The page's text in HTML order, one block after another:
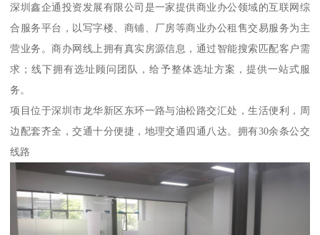
深圳鑫企通投资发展有限公司是一家提供商业办公领域的互联网综
合服务平台，以写字楼、商铺、厂房等商业办公租售交易服务为主
营业务。商办网线上拥有真实房源信息，通过智能搜索匹配客户需
求；线下拥有选址顾问团队，给予整体选址方案，提供一站式服
务。
项目位于深圳市龙华新区东环一路与油松路交汇处，生活便利，周
边配套齐全，交通十分便捷，地理交通四通八达。拥有30余条公交
线路